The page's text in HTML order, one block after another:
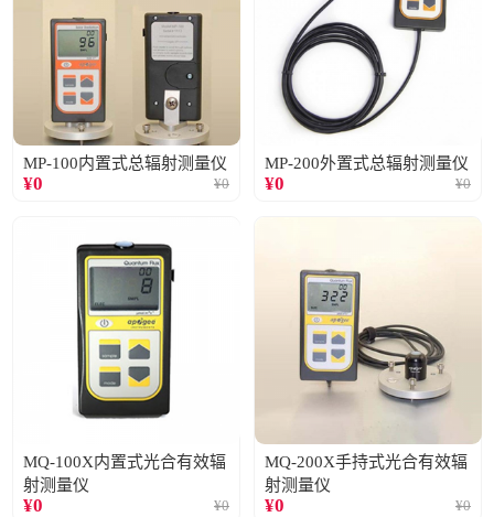
MP-100内置式总辐射测量仪
¥0 ¥0
MP-200外置式总辐射测量仪
¥0 ¥0
MQ-100X内置式光合有效辐
射测量仪
¥0 ¥0
MQ-200X手持式光合有效辐
射测量仪
¥0 ¥0